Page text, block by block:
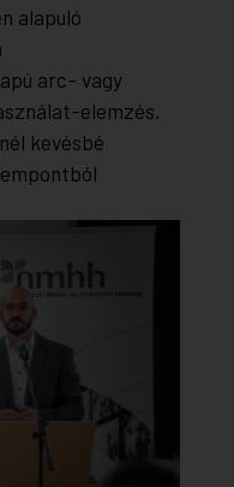
alapuló
arc- vagy
elemzés.
kevésbé